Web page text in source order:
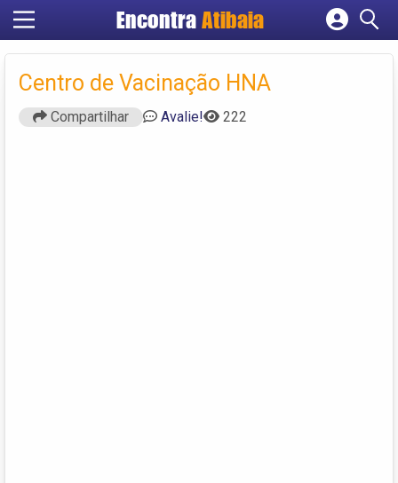
Encontra Atibaia
Cadastrar empresa
Fazer login
Criar conta
Centro de Vacinação HNA
Compartilhar Avalie! 222